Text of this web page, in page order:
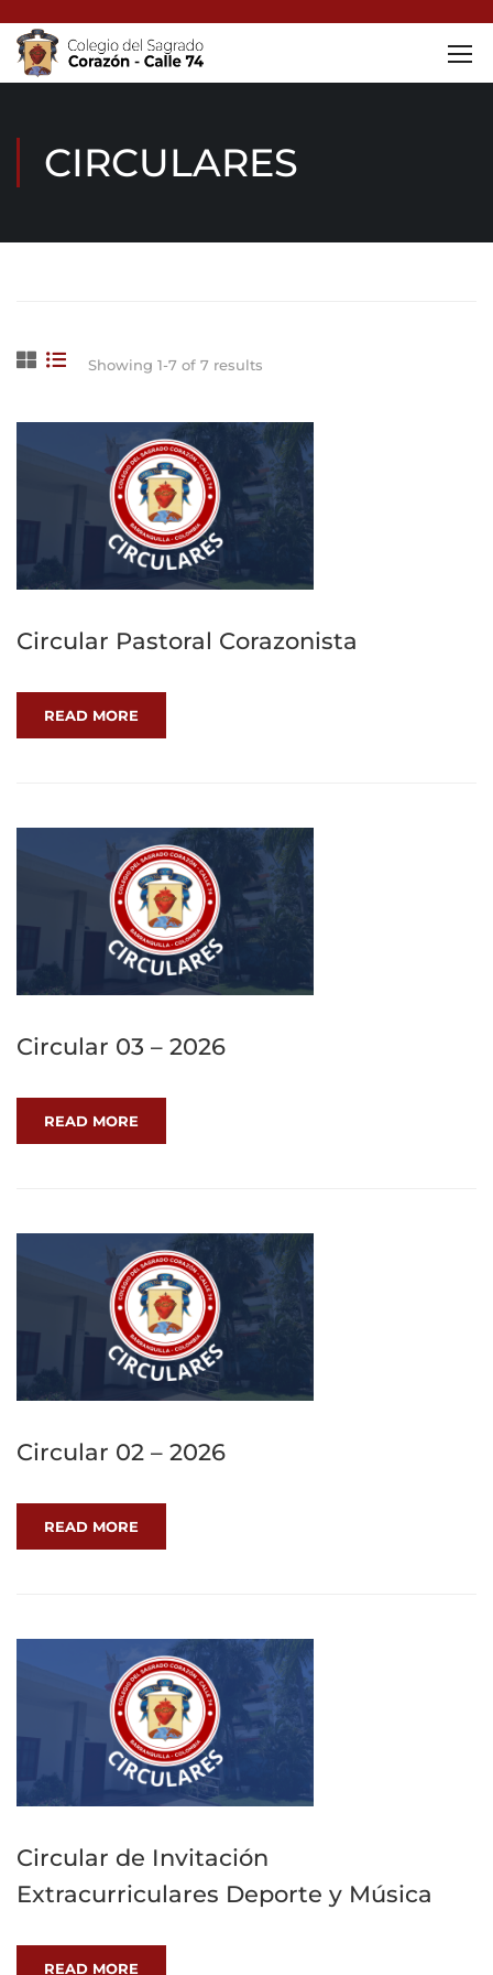
CIRCULARES
Showing 1-7 of 7 results
Circular Pastoral Corazonista
READ MORE
Circular 03 – 2026
READ MORE
Circular 02 – 2026
READ MORE
Circular de Invitación
Extracurriculares Deporte y Música
READ MORE